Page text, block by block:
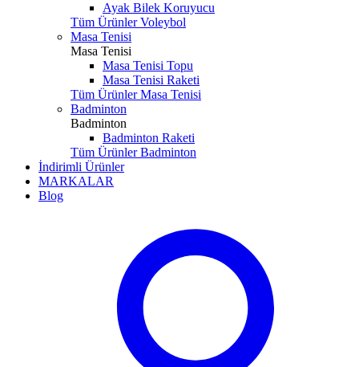
Ayak Bilek Koruyucu
Tüm Ürünler Voleybol
Masa Tenisi
Masa Tenisi
Masa Tenisi Topu
Masa Tenisi Raketi
Tüm Ürünler Masa Tenisi
Badminton
Badminton
Badminton Raketi
Tüm Ürünler Badminton
İndirimli Ürünler
MARKALAR
Blog